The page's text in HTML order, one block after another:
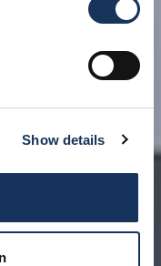
Show details